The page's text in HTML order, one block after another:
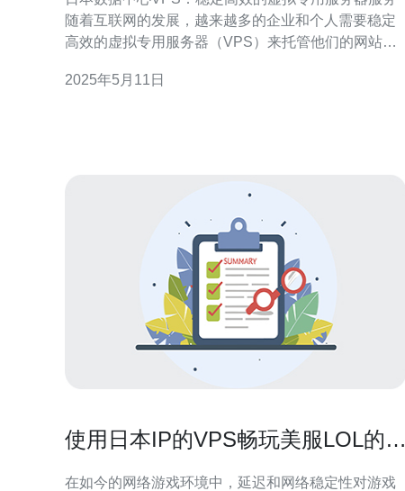
随着互联网的发展，越来越多的企业和个人需要稳定
高效的虚拟专用服务器（VPS）来托管他们的网站和
闻名，成为许多用户的首选。 日本数据中心VPS的稳
2025年5月11日
使用日本IP的VPS畅玩美服LOL的最
在如今的网络游戏环境中，延迟和网络稳定性对游戏